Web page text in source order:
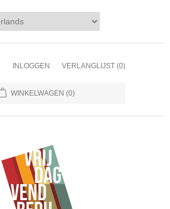
INLOGGEN VERLANGLIJST (0)
WINKELWAGEN (0)